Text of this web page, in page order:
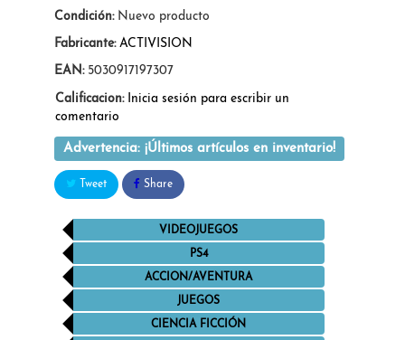
Condición: Nuevo producto
Fabricante: ACTIVISION
EAN: 5030917197307
Calificacion: Inicia sesión para escribir un
comentario
Advertencia: ¡Últimos artículos en inventario!
Tweet Share
VIDEOJUEGOS
PS4
ACCION/AVENTURA
JUEGOS
CIENCIA FICCIÓN